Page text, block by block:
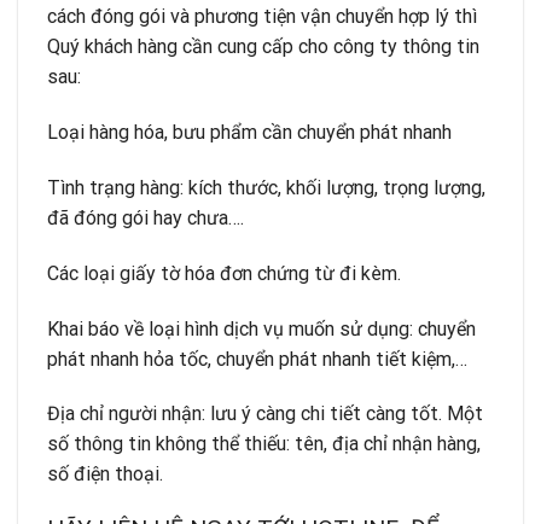
cách đóng gói và phương tiện vận chuyển hợp lý thì
Quý khách hàng cần cung cấp cho công ty thông tin
sau:
Loại hàng hóa, bưu phẩm cần chuyển phát nhanh
Tình trạng hàng: kích thước, khối lượng, trọng lượng,
đã đóng gói hay chưa….
Các loại giấy tờ hóa đơn chứng từ đi kèm.
Khai báo về loại hình dịch vụ muốn sử dụng: chuyển
phát nhanh hỏa tốc, chuyển phát nhanh tiết kiệm,…
Địa chỉ người nhận: lưu ý càng chi tiết càng tốt. Một
số thông tin không thể thiếu: tên, địa chỉ nhận hàng,
số điện thoại.